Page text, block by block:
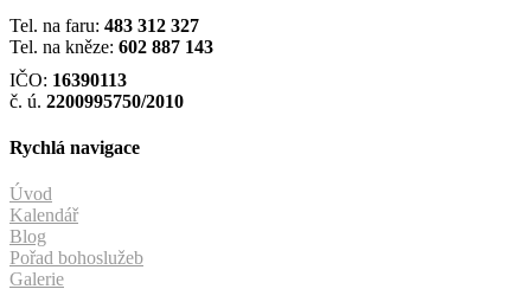
Tel. na faru: 483 312 327
Tel. na kněze: 602 887 143
IČO: 16390113
č. ú. 2200995750/2010
Rychlá navigace
Úvod
Kalendář
Blog
Pořad bohoslužeb
Galerie